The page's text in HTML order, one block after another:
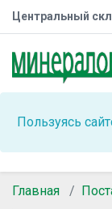
Центральный
Пользуясь
Главная